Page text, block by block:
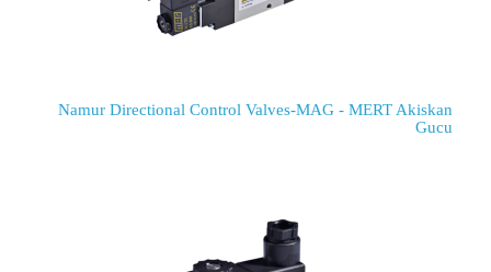
Namur Directional Control Valves-MAG - MERT Akiskan
Gucu